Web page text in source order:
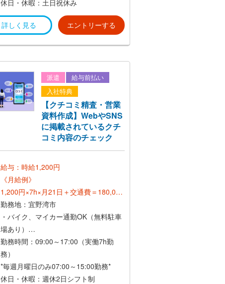
休日・休暇：土日祝休み
詳しく見る エントリーする
派遣
給与前払い
入社特典
【クチコミ精査・営業
資料作成】WebやSNS
に掲載されているクチ
コミ内容のチェック
給与：時給1,200円
《月給例》
1,200円×7h×月21日＋交通費＝180,000
円～
《正社員登用後》
*想定年収300万～*
勤務地：宜野湾市
・バイク、マイカー通勤OK（無料駐車
場あり）
・交通費支給(社内規定あり)
勤務時間：09:00～17:00（実働7h勤
務）
*毎週月曜日のみ07:00～15:00勤務*
休日・休暇：週休2日シフト制